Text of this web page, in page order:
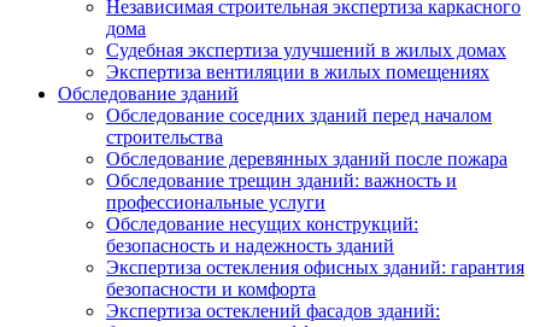
Независимая строительная экспертиза каркасного
дома
Судебная экспертиза улучшений в жилых домах
Экспертиза вентиляции в жилых помещениях
Обследование зданий
Обследование соседних зданий перед началом
строительства
Обследование деревянных зданий после пожара
Обследование трещин зданий: важность и
профессиональные услуги
Обследование несущих конструкций:
безопасность и надежность зданий
Экспертиза остекления офисных зданий: гарантия
безопасности и комфорта
Экспертиза остеклений фасадов зданий: